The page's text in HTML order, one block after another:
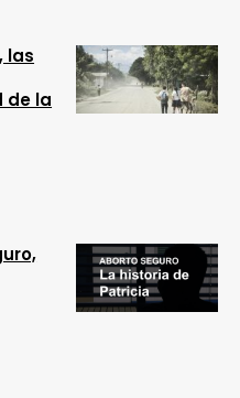
las
de la